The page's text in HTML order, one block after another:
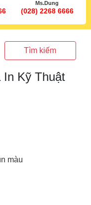
Ms.Dung
(028) 2268 6666
Tìm kiếm
In Kỹ Thuật
màu